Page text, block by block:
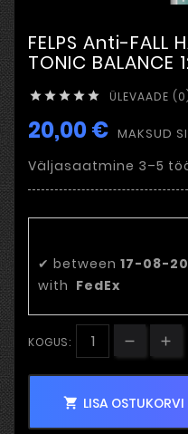
FELPS Anti-FALL
TONIC BALANCE
     ÜLEVAADE
20,00 € MAKSUD
Väljasaatmine 3–5
✔ between 17-08-
with FedEx
KOGUS:
 LISA OSTUKORVI